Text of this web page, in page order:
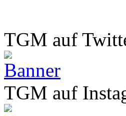
TGM auf
TGM auf